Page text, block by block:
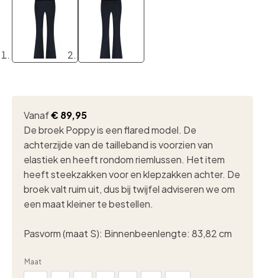
Vanaf€ 89,95
De broek Poppy is een flared model. De
achterzijde van de tailleband is voorzien van
elastiek en heeft rondom riemlussen. Het item
heeft steekzakken voor en klepzakken achter. De
broek valt ruim uit, dus bij twijfel adviseren we om
een maat kleiner te bestellen.
Pasvorm (maat S): Binnenbeenlengte: 83,82 cm
Maat